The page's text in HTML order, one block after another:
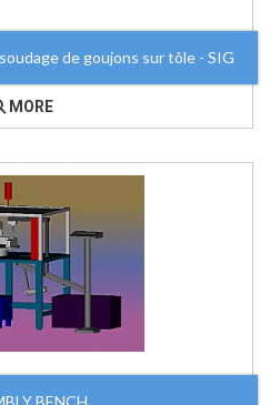
de goujons sur tôle - SIG
MORE
BENCH